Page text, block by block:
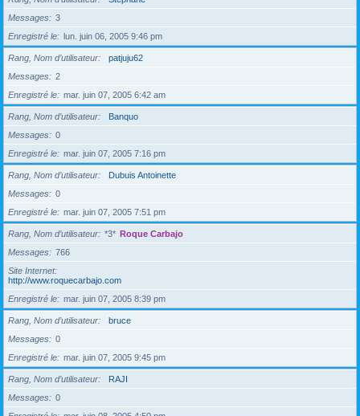
Messages
3
Enregistré le
lun. juin 06, 2005 9:46 pm
Rang, Nom d’utilisateur
patjuju62
Messages
2
Enregistré le
mar. juin 07, 2005 6:42 am
Rang, Nom d’utilisateur
Banquo
Messages
0
Enregistré le
mar. juin 07, 2005 7:16 pm
Rang, Nom d’utilisateur
Dubuis Antoinette
Messages
0
Enregistré le
mar. juin 07, 2005 7:51 pm
Rang, Nom d’utilisateur *3* Roque Carbajo
Messages
766
Site Internet
http://www.roquecarbajo.com
Enregistré le
mar. juin 07, 2005 8:39 pm
Rang, Nom d’utilisateur
bruce
Messages
0
Enregistré le
mar. juin 07, 2005 9:45 pm
Rang, Nom d’utilisateur
RAJI
Messages
0